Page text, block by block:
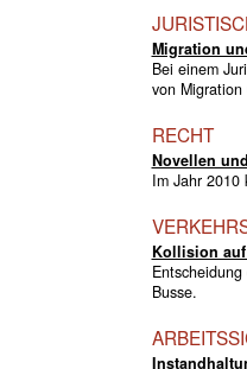
Migration
Bei einem
von Migration
RECHT
Novellen
Im Jahr 2010
Kollision
Busse.